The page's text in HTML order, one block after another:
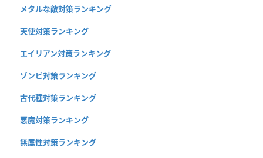
メタルな敵対策ランキング
天使対策ランキング
エイリアン対策ランキング
ゾンビ対策ランキング
古代種対策ランキング
悪魔対策ランキング
無属性対策ランキング